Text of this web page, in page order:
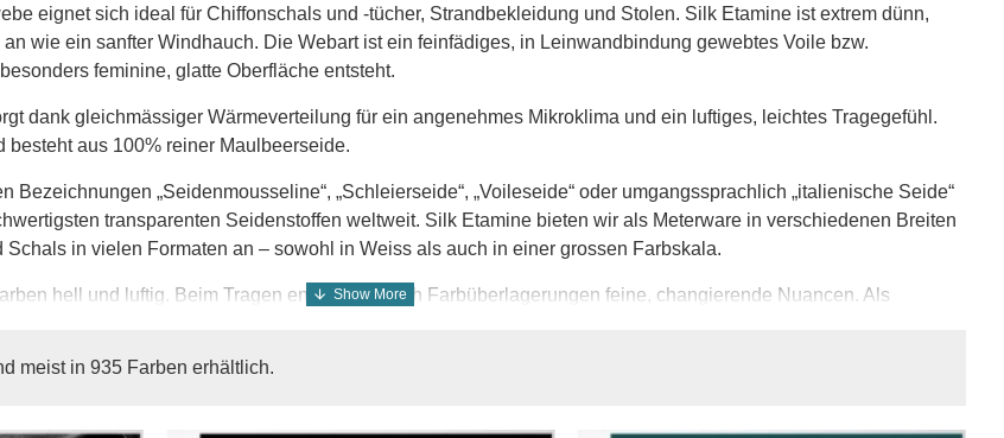
eignet sich ideal für Chiffonschals und -tücher, Strandbekleidung und Stolen. Silk Etamine ist extrem dünn,
wie ein sanfter Windhauch. Die Webart ist ein feinfädiges, in Leinwandbindung gewebtes Voile bzw.
feminine, glatte Oberfläche entsteht.
dank gleichmässiger Wärmeverteilung für ein angenehmes Mikroklima und ein luftiges, leichtes Tragegefühl.
besteht aus 100% reiner Maulbeerseide.
Bezeichnungen „Seidenmousseline“, „Schleierseide“, „Voileseide“ oder umgangssprachlich „italienische Seide“
transparenten Seidenstoffen weltweit. Silk Etamine bieten wir als Meterware in verschiedenen Breiten
in vielen Formaten an – sowohl in Weiss als auch in einer grossen Farbskala.
hell und luftig. Beim Tragen entstehen durch Farbüberlagerungen feine, changierende Nuancen. Als
im feuchten Zustand durch vorsichtiges Ziehen und Ausbügeln ausgeglichen werden kann. Ideal zum Filzen, für
meist in 935 Farben erhältlich.